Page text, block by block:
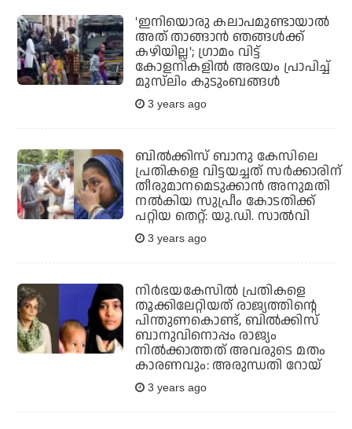
'ഇനിയൊരു കലാപമുണ്ടായാല്‍
അത് താങ്ങാന്‍ ഞങ്ങള്‍ക്ക്
കഴിയില്ല'; ഗ്രാമം വിട്ട്
കോളനികളില്‍ അഭയം പ്രാപിച്ച്
മുസ്‌ലിം കുടുംബങ്ങള്‍
3 years ago
ബില്‍ക്കിസ് ബാനു കേസിലെ
പ്രതികളെ വിട്ടയച്ചത് സര്‍ക്കാരിന്
തീരുമാനമെടുക്കാന്‍ അനുമതി
നല്‍കിയ സുപ്രീം കോടതിക്ക്
പറ്റിയ തെറ്റ്: യു.ഡി. സാല്‍വി
3 years ago
നിര്‍ഭയകേസില്‍ പ്രതികളെ
തൂക്കിലേറ്റിയത് രാജ്യത്തിന്റെ
പിന്തുണകൊണ്ട്, ബില്‍ക്കിസ്
ബാനുവിനൊപ്പം രാജ്യം
നില്‍ക്കാത്തത് അവരുടെ മതം
കാരണവും: അരുന്ധതി റോയ്
3 years ago